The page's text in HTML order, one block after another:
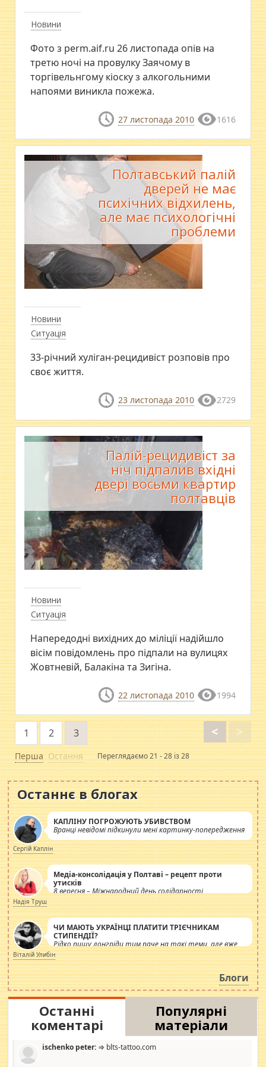
Новини
Фото з perm.aif.ru 26 листопада опів на
третю ночі на провулку Заячому в
торгівельнгому кіоску з алкогольними
напоями виникла пожежа.
27 листопада 2010 1616
Новини
Ситуація
Полтавський палій
дверей не має
психічних відхилень,
але має психологічні
проблеми
33-річний хуліган-рецидивіст розповів про
своє життя.
23 листопада 2010 2729
Новини
Ситуація
Палій-рецидивіст за
ніч підпалив вхідні
двері восьми квартир
полтавців
Напередодні вихідних до міліції надійшло
вісім повідомлень про підпали на вулицях
Жовтневій, Балакіна та Зигіна.
22 листопада 2010 1994
Перша
<
1 2 3 >
Остання Переглядаємо 21 - 28 із 28
Останнє в блогах
КАПЛІНУ ПОГРОЖУЮТЬ УБИВСТВОМ
Вранці невідомі підкинули мені картинку-попередження
Сергій Каплін
Медіа-консолідація у Полтаві – рецепт проти
утисків
8 вересня – Міжнародний день солідарності
журналістів.
Надія Труш
ЧИ МАЮТЬ УКРАЇНЦІ ПЛАТИТИ ТРІЄЧНИКАМ
СТИПЕНДІЇ?
Рідко пишу лонгріди тим паче на такі теми, але вже
просто дістало! Обурюють сьогоднішні інсенуації
навколо стипендіального питання. Штучно
роздувається ще одна соціальна катастрофа.
Віталій Улибін
Блоги
Останні
коментарі
Популярні
матеріали
ischenko peter: ⇒ blts-tattoo.com